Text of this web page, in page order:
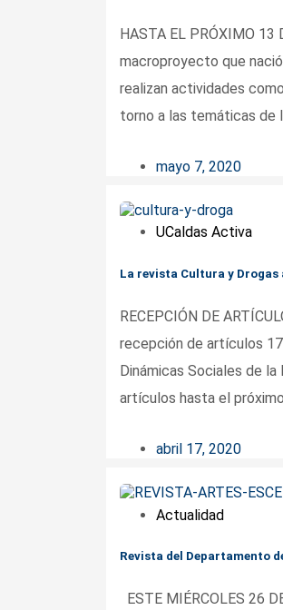
HASTA EL PRÓXIMO
macroproyecto que
realizan actividades
torno a las temáticas de
mayo 7, 2020
UCaldas Activa
La revista Cultura y
RECEPCIÓN DE
recepción de artículos
Dinámicas Sociales de
artículos hasta el
abril 17, 2020
Actualidad
Revista del Departamento
ESTE MIÉRCOLES 26